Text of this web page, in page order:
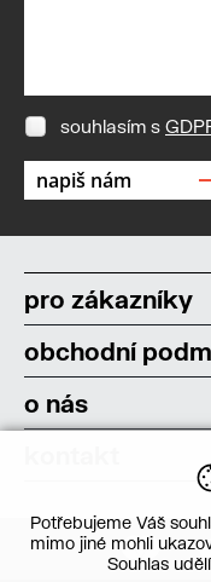
souhlasím s
pro zákazníky
obchodní
o nás
Potřebujeme Váš
mimo jiné mohli
Souhlas